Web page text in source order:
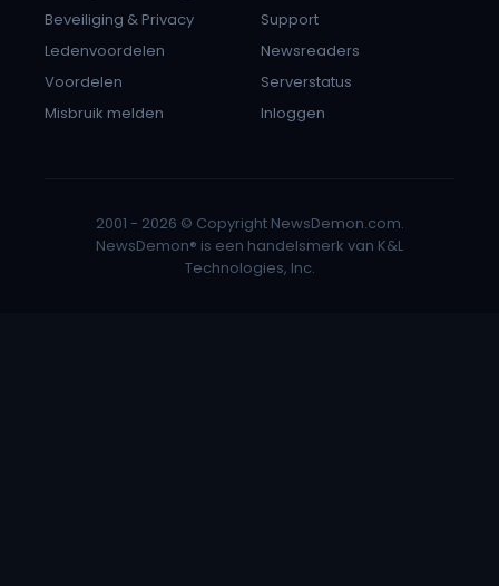
Beveiliging & Privacy
Ledenvoordelen
Voordelen
Misbruik melden
Support
Newsreaders
Serverstatus
Inloggen
2001 - 2026 © Copyright NewsDemon.com.
NewsDemon® is een handelsmerk van K&L
Technologies, Inc.